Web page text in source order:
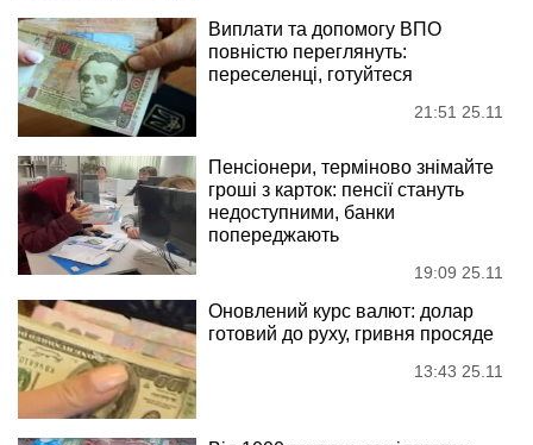
Виплати та допомогу ВПО
повністю переглянуть:
переселенці, готуйтеся
21:51 25.11
Пенсіонери, терміново знімайте
гроші з карток: пенсії стануть
недоступними, банки
попереджають
19:09 25.11
Оновлений курс валют: долар
готовий до руху, гривня просяде
13:43 25.11